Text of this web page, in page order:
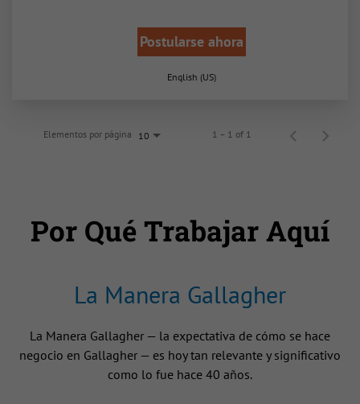
Postularse ahora
English (US)
Elementos por página 10 1 – 1 of 1
Por Qué Trabajar Aquí
La Manera Gallagher
La Manera Gallagher — la expectativa de cómo se hace
negocio en Gallagher — es hoy tan relevante y significativo
como lo fue hace 40 años.